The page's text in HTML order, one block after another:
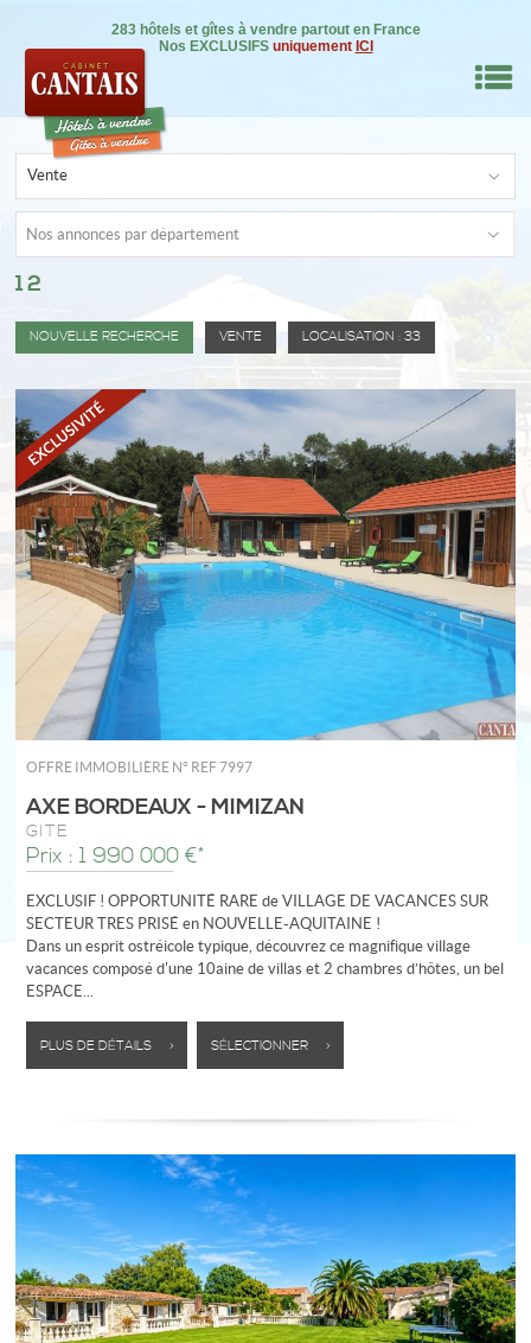
283 hôtels et gîtes à vendre partout en France
Nos EXCLUSIFS uniquement ICI
BIEN
0
Vente
Nos annonces par département
12
NOUVELLE RECHERCHE VENTE LOCALISATION : 33
OFFRE IMMOBILIÈRE N° REF 7997
AXE BORDEAUX - MIMIZAN
GÎTE
Prix : 1 990 000 €*
EXCLUSIF ! OPPORTUNITÉ RARE de VILLAGE DE VACANCES SUR
SECTEUR TRES PRISÉ en NOUVELLE-AQUITAINE !
Dans un esprit ostréicole typique, découvrez ce magnifique village
vacances composé d'une 10aine de villas et 2 chambres d’hôtes, un bel
ESPACE...
PLUS DE DÉTAILS > SÉLECTIONNER >